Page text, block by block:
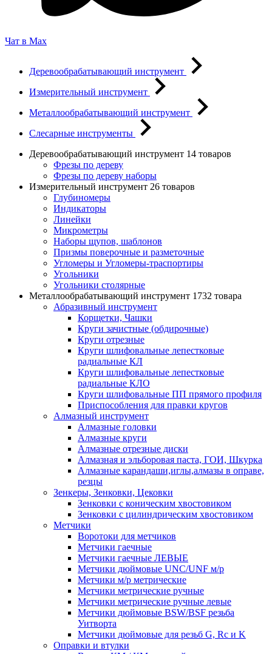
Чат в Max
Деревообрабатывающий инструмент
Измерительный инструмент
Металлообрабатывающий инструмент
Слесарные инструменты
Деревообрабатывающий инструмент 14 товаров
Фрезы по дереву
Фрезы по дереву наборы
Измерительный инструмент 26 товаров
Глубиномеры
Индикаторы
Линейки
Микрометры
Наборы щупов, шаблонов
Призмы поверочные и разметочные
Угломеры и Угломеры-траспортиры
Угольники
Угольники столярные
Металлообрабатывающий инструмент 1732 товара
Абразивный инструмент
Корщетки, Чашки
Круги зачистные (обдирочные)
Круги отрезные
Круги шлифовальные лепестковые
радиальные КЛ
Круги шлифовальные лепестковые
радиальные КЛО
Круги шлифовальные ПП прямого профиля
Приспособления для правки кругов
Алмазный инструмент
Алмазные головки
Алмазные круги
Алмазные отрезные диски
Алмазная и эльборовая паста, ГОИ, Шкурка
Алмазные карандаши,иглы,алмазы в оправе,
резцы
Зенкеры, Зенковки, Цековки
Зенковки с коническим хвостовиком
Зенковки с цилиндрическим хвостовиком
Метчики
Воротоки для метчиков
Метчики гаечные
Метчики гаечные ЛЕВЫЕ
Метчики дюймовые UNC/UNF м/р
Метчики м/р метрические
Метчики метрические ручные
Метчики метрические ручные левые
Метчики дюймовые BSW/BSF резьба
Уитворта
Метчики дюймовые для резьб G, Rc и K
Оправки и втулки